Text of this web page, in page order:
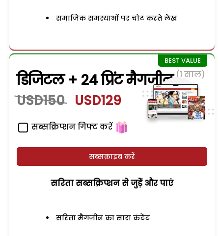
समाजिक समस्याओं पर चोट करते लेख
डिजिटल + 24 प्रिंट मैगजीन (1 साल)
USD150 USD129
सब्सक्रिप्शन गिफ्ट करें
सब्सक्राइब करें
सरिता सब्सक्रिप्शन से जुड़ेें और पाएं
सरिता मैगजीन का सारा कंटेंट